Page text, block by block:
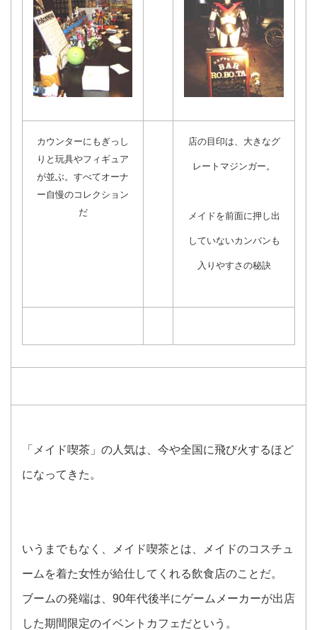
カウンターにもぎっし
りと玩具やフィギュア
が並ぶ。すべてオーナ
ー自慢のコレクション
だ
店の目印は、大きなグ
レートマジンガー。
メイドを前面に押し出
していないカンバンも
入りやすさの秘訣
「メイド喫茶」の人気は、今や全国に飛び火するほど
になってきた。
いうまでもなく、メイド喫茶とは、メイドのコスチュ
ームを着た女性が給仕してくれる飲食店のことだ。
ブームの発端は、90年代後半にゲームメーカーが出店
した期間限定のイベントカフェだという。